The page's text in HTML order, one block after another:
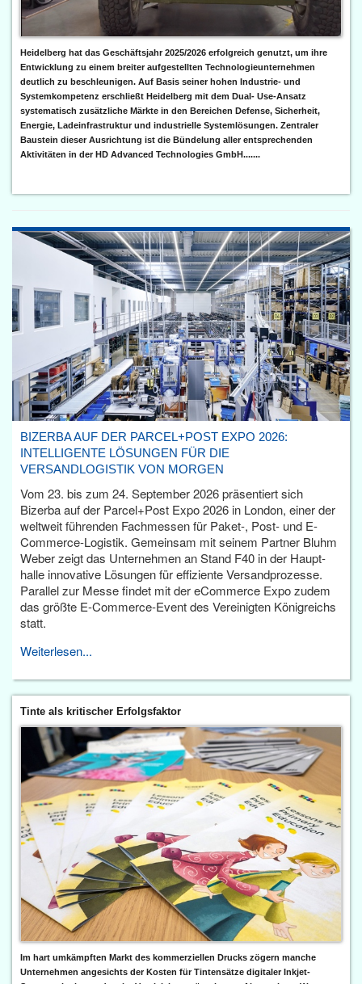
Heidelberg hat das Geschäftsjahr 2025/2026 erfolgreich genutzt, um ihre
Entwicklung zu einem breiter aufgestellten Technologieunternehmen
deutlich zu beschleunigen. Auf Basis seiner hohen Industrie- und
Systemkompetenz erschließt Heidelberg mit dem Dual- Use-Ansatz
systematisch zusätzliche Märkte in den Bereichen Defense, Sicherheit,
Energie, Ladeinfrastruktur und industrielle Systemlösungen. Zentraler
Baustein dieser Ausrichtung ist die Bündelung aller entsprechenden
Aktivitäten in der HD Advanced Technologies GmbH.......
BIZERBA AUF DER PARCEL+POST EXPO 2026:
INTELLIGENTE LÖSUNGEN FÜR DIE
VERSANDLOGISTIK VON MORGEN
Vom 23. bis zum 24. September 2026 präsentiert sich
Bizerba auf der Parcel+Post Expo 2026 in London, einer der
weltweit führenden Fachmessen für Paket-, Post- und E-
Commerce-Logistik. Gemeinsam mit seinem Partner Bluhm
Weber zeigt das Unternehmen an Stand F40 in der Haupt­
halle innovative Lösungen für effiziente Versandprozesse.
Parallel zur Messe findet mit der eCommerce Expo zudem
das größte E-Commerce-Event des Vereinigten Königreichs
statt.
Weiterlesen...
Tinte als kritischer Erfolgsfaktor
Im hart umkämpften Markt des kommerziellen Drucks zögern manche
Unternehmen angesichts der Kosten für Tintensätze digitaler Inkjet-